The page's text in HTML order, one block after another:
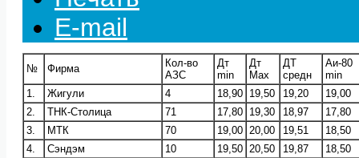
E-mail
№ Фирма
Кол-во
АЗС
Дт
min
Дт
Max
ДТ
средн
Аи-80
min
1.
Жигули 4 18,90 19,50 19,20
19,00
2.
ТНК-Столица 71 17,80 19,30 18,97
17,80
3.
МТК 70 19,00 20,00 19,51
18,50
4.
Сэндэм 10 19,50 20,50 19,87
18,50